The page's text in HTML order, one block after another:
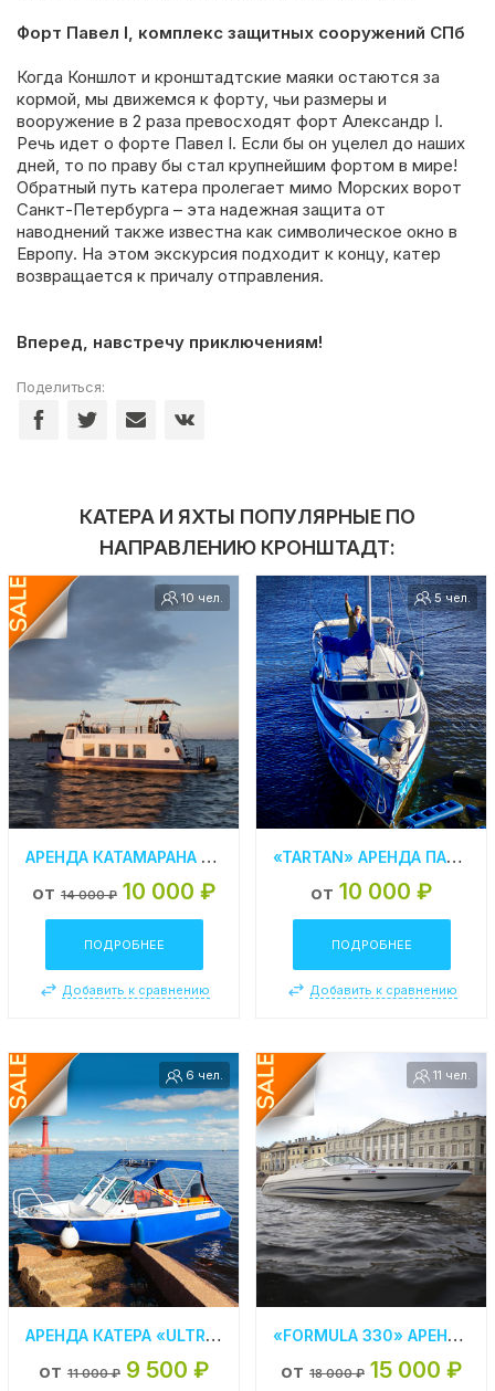
Форт Павел І, комплекс защитных сооружений СПб
Когда Коншлот и кронштадтские маяки остаются за
кормой, мы движемся к форту, чьи размеры и
вооружение в 2 раза превосходят форт Александр I.
Речь идет о форте Павел I. Если бы он уцелел до наших
дней, то по праву бы стал крупнейшим фортом в мире!
Обратный путь катера пролегает мимо Морских ворот
Санкт-Петербурга – эта надежная защита от
наводнений также известна как символическое окно в
Европу. На этом экскурсия подходит к концу, катер
возвращается к причалу отправления.
Вперед, навстречу приключениям!
Поделиться:
КАТЕРА И ЯХТЫ ПОПУЛЯРНЫЕ ПО
НАПРАВЛЕНИЮ КРОНШТАДТ:
10 чел.
АРЕНДА КАТАМАРАНА «LARUS» В КРОНШТАДТЕ
от 14 000 ₽ 10 000 ₽
ПОДРОБНЕЕ
Добавить к сравнению
5 чел.
«TARTAN» АРЕНДА ПАРУСНОЙ ЯХТЫ В СПБ
от 10 000 ₽
ПОДРОБНЕЕ
Добавить к сравнению
6 чел.
АРЕНДА КАТЕРА «ULTRA» В КРОНШТАДТЕ
от 11 000 ₽ 9 500 ₽
11 чел.
«FORMULA 330» АРЕНДА КАТЕРА В СПБ
от 18 000 ₽ 15 000 ₽